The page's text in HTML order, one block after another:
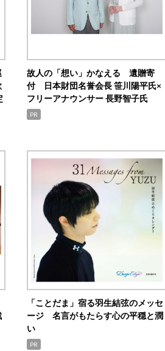
故人の「想い」かなえる 遺贈寄
付 日本財団名誉会長 笹川陽平氏×
フリーアナウンサー 長野智子氏
PR
「ことだま」宿る羽生結弦のメッセ
ージ 名言がもたらす心の平穏と潤
い
PR